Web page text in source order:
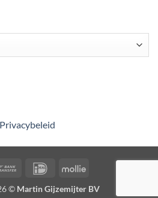
Privacybeleid
Bank
IDeal Mollie
© Martin Gijzemijter BV